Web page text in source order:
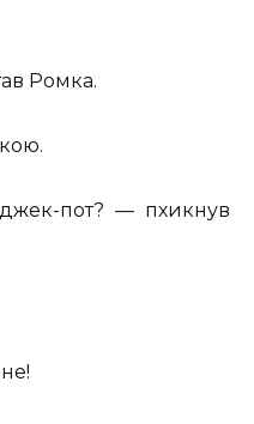
Ромка.
пот? — пхикнув